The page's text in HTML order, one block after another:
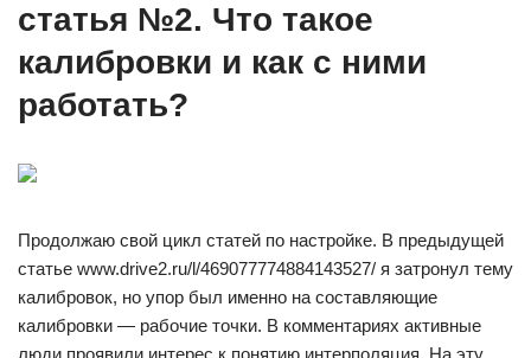
статья №2. Что такое
калибровки и как с ними
работать?
Продолжаю свой цикл статей по настройке. В предыдущей
статье www.drive2.ru/l/469077774884143527/ я затронул тему
калибровок, но упор был именно на составляющие
калибровки — рабочие точки. В комментариях активные
люди проявили интерес к понятию интерполяция. На эту